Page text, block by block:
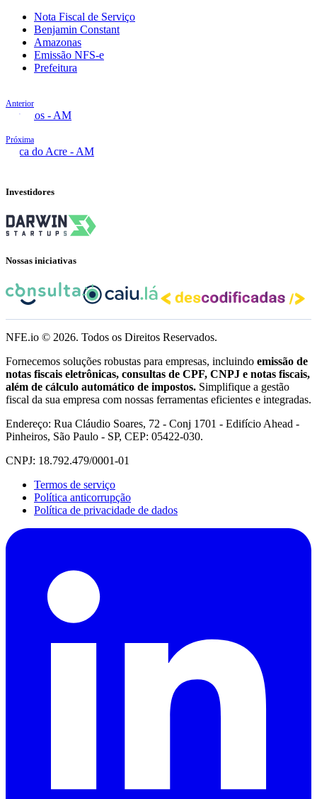
Nota Fiscal de Serviço
Benjamin Constant
Amazonas
Emissão NFS-e
Prefeitura
Anterior
Barcelos - AM
Próxima
Boca do Acre - AM
Investidores
Nossas iniciativas
NFE.io © 2026. Todos os Direitos Reservados.
Fornecemos soluções robustas para empresas, incluindo emissão de
notas fiscais eletrônicas, consultas de CPF, CNPJ e notas fiscais,
além de cálculo automático de impostos. Simplifique a gestão
fiscal da sua empresa com nossas ferramentas eficientes e integradas.
Endereço: Rua Cláudio Soares, 72 - Conj 1701 - Edifício Ahead -
Pinheiros, São Paulo - SP, CEP: 05422-030.
CNPJ: 18.792.479/0001-01
Termos de serviço
Política anticorrupção
Política de privacidade de dados